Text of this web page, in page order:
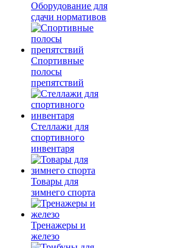
Оборудование для
сдачи нормативов
Спортивные
полосы
препятствий
Стеллажи для
спортивного
инвентаря
Товары для
зимнего спорта
Тренажеры и
железо